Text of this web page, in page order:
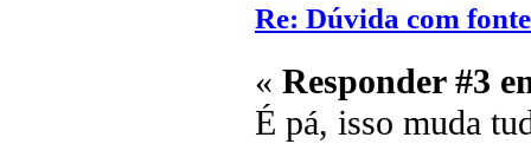
Re: Dúvida com
« Responder #3
É pá, isso muda